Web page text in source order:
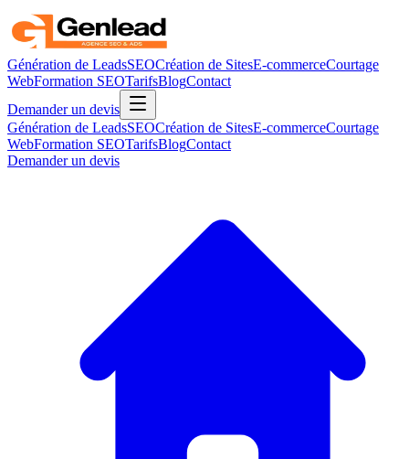
Génération de LeadsSEOCréation de SitesE-commerceCourtage
WebFormation SEOTarifsBlogContact
Demander un devis
Génération de LeadsSEOCréation de SitesE-commerceCourtage
WebFormation SEOTarifsBlogContact
Demander un devis